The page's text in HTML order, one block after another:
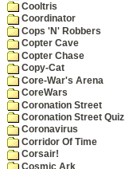
Cooltris
Coordinator
Cops 'N' Robbers
Copter Cave
Copter Chase
Copy-Cat
Core-War's Arena
CoreWars
Coronation Street
Coronation Street Quiz
Coronavirus
Corridor Of Time
Corsair!
Cosmic Ark